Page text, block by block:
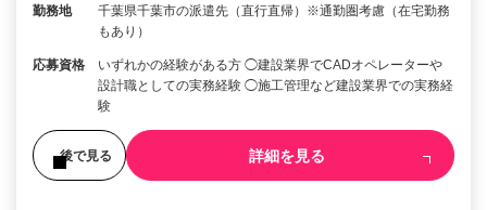
勤務地
千葉県千葉市の派遣先（直行直帰）※通勤圏考慮（在宅勤務
もあり）
応募資格
いずれかの経験がある方 ◯建設業界でCADオペレーターや
設計職としての実務経験 ◯施工管理など建設業界での実務経
験
後で見る 詳細を見る